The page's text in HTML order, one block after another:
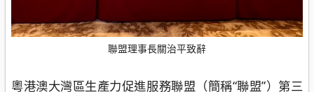
聯盟理事長關治平致辭
粵港澳大灣區生產力促進服務聯盟（簡稱“聯盟”）第三